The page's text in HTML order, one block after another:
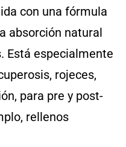
con una fórmula
absorción natural
Está especialmente
rojeces,
para pre y post-
rellenos